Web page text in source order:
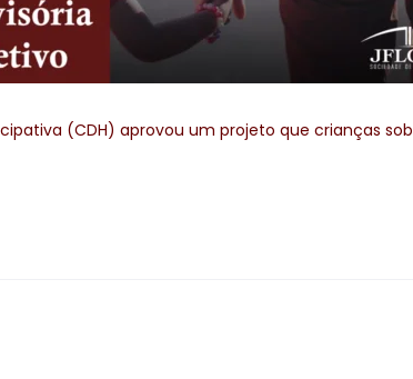
(CDH) aprovou um projeto que crianças sob